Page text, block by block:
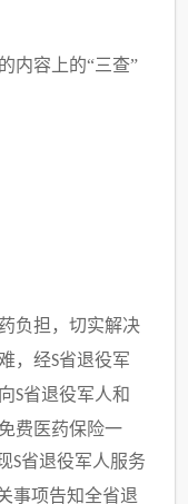
内容上的“三查”
负担，切实解决
，经S省退役军
S省退役军人和
费医药保险一
S省退役军人服务
事项告知全省退